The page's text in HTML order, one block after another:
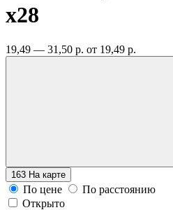
x28
19,49 — 31,50 р. от 19,49 р.
163 На карте
По цене
По расстоянию
Открыто